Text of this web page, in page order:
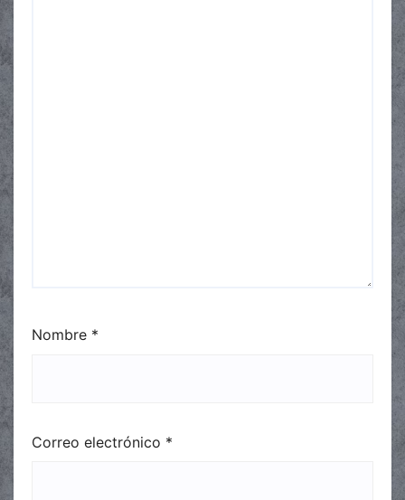
Nombre *
Correo electrónico *